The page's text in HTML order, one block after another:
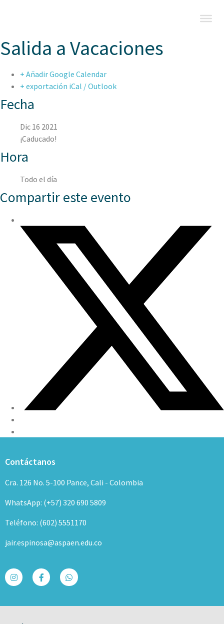
Salida a Vacaciones
+ Añadir Google Calendar
+ exportación iCal / Outlook
Fecha
Dic 16 2021
¡Caducado!
Hora
Todo el día
Compartir este evento
Contáctanos
Cra. 126 No. 5-100 Pance, Cali - Colombia
WhatsApp: (+57) 320 690 5809
Teléfono: (602) 5551170
jair.espinosa@aspaen.edu.co